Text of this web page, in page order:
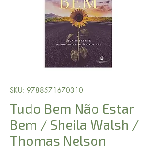
SKU: 9788571670310
Tudo Bem Não Estar
Bem / Sheila Walsh /
Thomas Nelson